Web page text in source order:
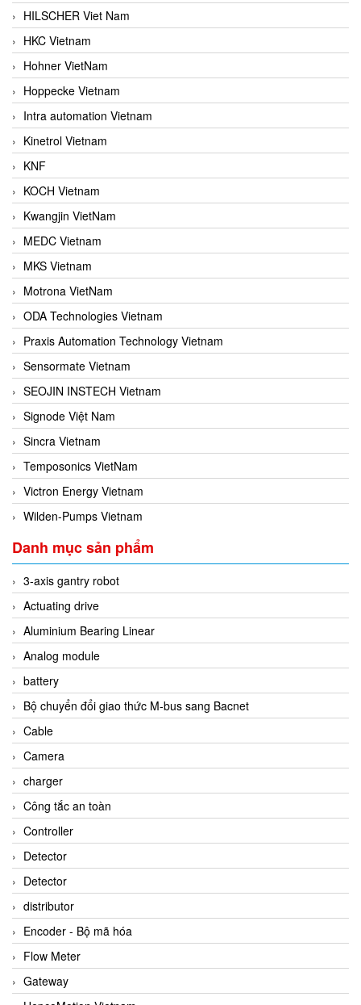
HILSCHER Viet Nam
HKC Vietnam
Hohner VietNam
Hoppecke Vietnam
Intra automation Vietnam
Kinetrol Vietnam
KNF
KOCH Vietnam
Kwangjin VietNam
MEDC Vietnam
MKS Vietnam
Motrona VietNam
ODA Technologies Vietnam
Praxis Automation Technology Vietnam
Sensormate Vietnam
SEOJIN INSTECH Vietnam
Signode Việt Nam
Sincra Vietnam
Temposonics VietNam
Victron Energy Vietnam
Wilden-Pumps Vietnam
Danh mục sản phẩm
3-axis gantry robot
Actuating drive
Aluminium Bearing Linear
Analog module
battery
Bộ chuyển đổi giao thức M-bus sang Bacnet
Cable
Camera
charger
Công tắc an toàn
Controller
Detector
Detector
distributor
Encoder - Bộ mã hóa
Flow Meter
Gateway